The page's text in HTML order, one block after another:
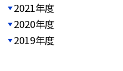
2021年度
2020年度
2019年度